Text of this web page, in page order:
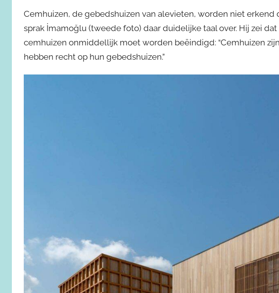
Cemhuizen, de gebedshuizen van alevieten, worden niet erkend
sprak İmamoğlu (tweede foto) daar duidelijke taal over. Hij zei
cemhuizen onmiddellijk moet worden beëindigd: “Cemhuizen
hebben recht op hun gebedshuizen.”